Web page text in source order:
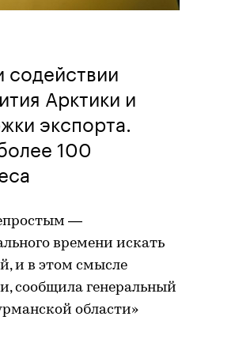
содействии
Арктики и
экспорта.
100
—
времени искать
и в этом смысле
сообщила генеральный
области»